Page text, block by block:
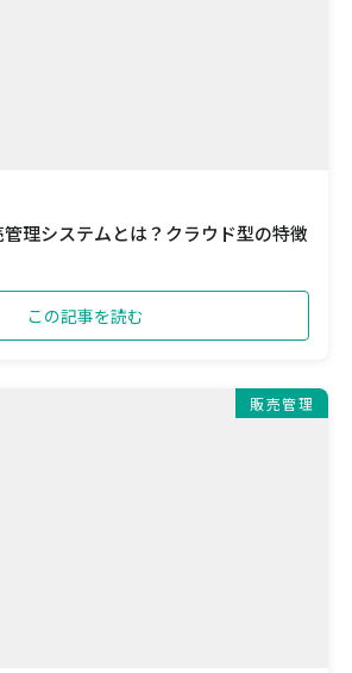
理システムとは？クラウド型の特徴
この記事を読む
販売管理